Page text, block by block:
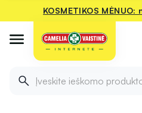
KOSMETIKOS
Įveskite ieškomo